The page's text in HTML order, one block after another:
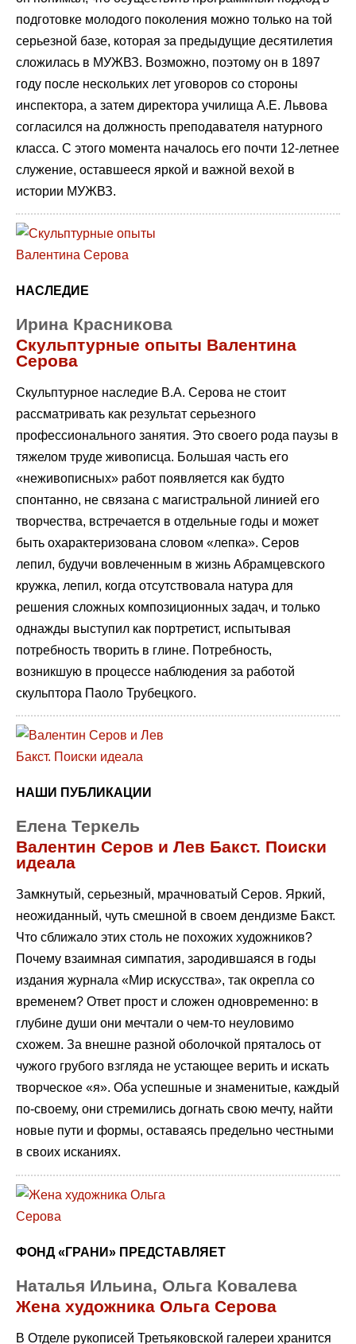
подготовке молодого поколения можно только на той
серьезной базе, которая за предыдущие десятилетия
сложилась в МУЖВЗ. Возможно, поэтому он в 1897
году после нескольких лет уговоров со стороны
инспектора, а затем директора училища А.Е. Львова
согласился на должность преподавателя натурного
класса. С этого момента началось его почти 12-летнее
служение, оставшееся яркой и важной вехой в
истории МУЖВЗ.
НАСЛЕДИЕ
Ирина Красникова
Скульптурные опыты Валентина
Серова
Скульптурное наследие В.А. Серова не стоит
рассматривать как результат серьезного
профессионального занятия. Это своего рода паузы в
тяжелом труде живописца. Большая часть его
«неживописных» работ появляется как будто
спонтанно, не связана с магистральной линией его
творчества, встречается в отдельные годы и может
быть охарактеризована словом «лепка». Серов
лепил, будучи вовлеченным в жизнь Абрамцевского
кружка, лепил, когда отсутствовала натура для
решения сложных композиционных задач, и только
однажды выступил как портретист, испытывая
потребность творить в глине. Потребность,
возникшую в процессе наблюдения за работой
скульптора Паоло Трубецкого.
НАШИ ПУБЛИКАЦИИ
Елена Теркель
Валентин Серов и Лев Бакст. Поиски
идеала
Замкнутый, серьезный, мрачноватый Серов. Яркий,
неожиданный, чуть смешной в своем дендизме Бакст.
Что сближало этих столь не похожих художников?
Почему взаимная симпатия, зародившаяся в годы
издания журнала «Мир искусства», так окрепла со
временем? Ответ прост и сложен одновременно: в
глубине души они мечтали о чем-то неуловимо
схожем. За внешне разной оболочкой пряталось от
чужого грубого взгляда не устающее верить и искать
творческое «я». Оба успешные и знаменитые, каждый
по-своему, они стремились догнать свою мечту, найти
новые пути и формы, оставаясь предельно честными
в своих исканиях.
ФОНД «ГРАНИ» ПРЕДСТАВЛЯЕТ
Наталья Ильина, Ольга Ковалева
Жена художника Ольга Серова
В Отделе рукописей Третьяковской галереи хранится